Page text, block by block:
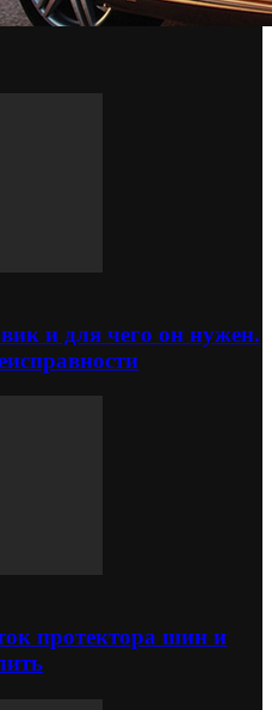
и для чего он нужен.
протектора шин и